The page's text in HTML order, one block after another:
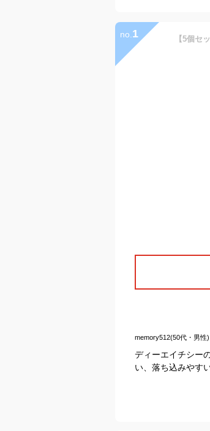
no. 1
memory512(50代・男性)
ディーエイチシー
い、落ち込みやす